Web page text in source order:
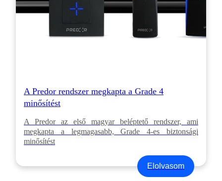
A Predor rendszer megkapta a Grade 4
minősítést
A Predor az első magyar beléptető rendszer, ami
megkapta a legmagasabb, Grade 4-es biztonsági
minősítést
Elolvasom